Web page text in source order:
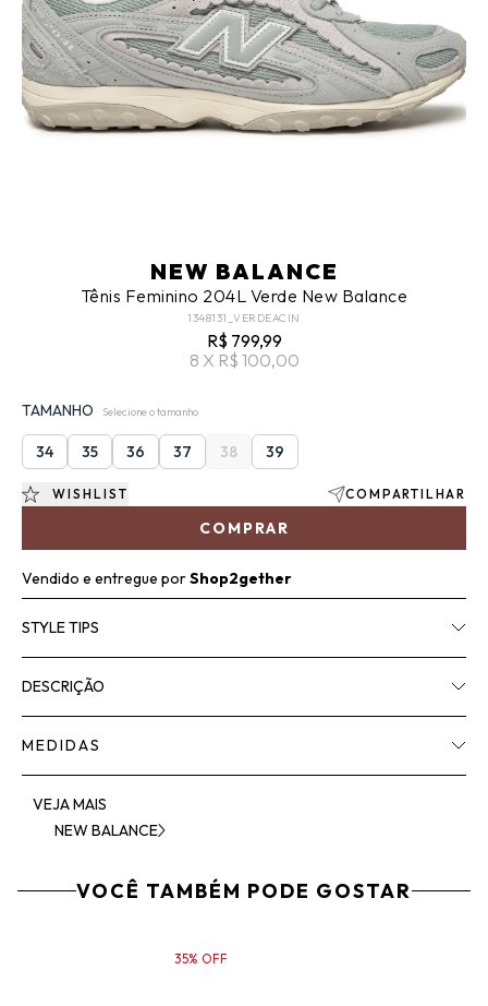
NEW BALANCE
Tênis Feminino 204L Verde New Balance
1348131_VERDEACIN
R$ 799,99
8 X R$ 100,00
TAMANHO Selecione o tamanho
34 35 36 37 38 39
COMPRAR
WISHLIST COMPARTILHAR
Vendido e entregue porShop2gether
STYLE TIPS
DESCRIÇÃO
MEDIDAS
VEJA MAIS
NEW BALANCE
VOCÊ TAMBÉM PODE GOSTAR
35% OFF